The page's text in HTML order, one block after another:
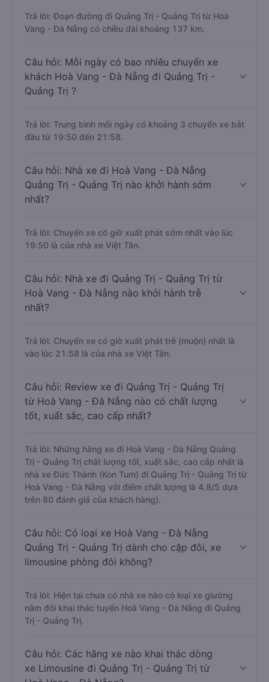
Trả lời: Đoạn đường đi Quảng Trị - Quảng Trị từ Hoà
Vang - Đà Nẵng có chiều dài khoảng 137 km.
Câu hỏi: Mỗi ngày có bao nhiêu chuyến xe
khách Hoà Vang - Đà Nẵng đi Quảng Trị -
Quảng Trị ?
Trả lời: Trung bình mỗi ngày có khoảng 3 chuyến xe bắt
đầu từ 19:50 đến 21:58.
Câu hỏi: Nhà xe đi Hoà Vang - Đà Nẵng
Quảng Trị - Quảng Trị nào khởi hành sớm
nhất?
Trả lời: Chuyến xe có giờ xuất phát sớm nhất vào lúc
19:50 là của nhà xe Việt Tân.
Câu hỏi: Nhà xe đi Quảng Trị - Quảng Trị từ
Hoà Vang - Đà Nẵng nào khởi hành trễ
nhất?
Trả lời: Chuyến xe có giờ xuất phát trễ (muộn) nhất là
vào lúc 21:58 là của nhà xe Việt Tân.
Câu hỏi: Review xe đi Quảng Trị - Quảng Trị
từ Hoà Vang - Đà Nẵng nào có chất lượng
tốt, xuất sắc, cao cấp nhất?
Trả lời: Những hãng xe đi Hoà Vang - Đà Nẵng Quảng
Trị - Quảng Trị chất lượng tốt, xuất sắc, cao cấp nhất là
nhà xe Đức Thành (Kon Tum) đi Quảng Trị - Quảng Trị từ
Hoà Vang - Đà Nẵng với điểm chất lượng là 4.8/5 dựa
trên 80 đánh giá của khách hàng).
Câu hỏi: Có loại xe Hoà Vang - Đà Nẵng
Quảng Trị - Quảng Trị dành cho cặp đôi, xe
limousine phòng đôi không?
Trả lời: Hiện tại chưa có nhà xe nào có loại xe giường
nằm đôi khai thác tuyến Hoà Vang - Đà Nẵng đi Quảng
Trị - Quảng Trị.
Câu hỏi: Các hãng xe nào khai thác dòng
xe Limousine đi Quảng Trị - Quảng Trị từ